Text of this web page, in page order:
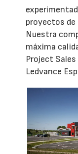
proyectos
Nuestra
máxima
Project
Ledvance